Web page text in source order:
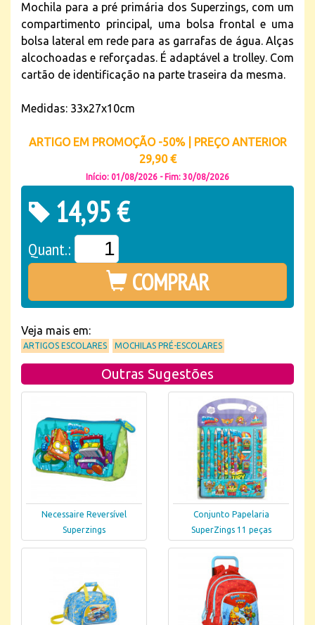
Mochila para a pré primária dos Superzings, com um
compartimento principal, uma bolsa frontal e uma
bolsa lateral em rede para as garrafas de água. Alças
alcochoadas e reforçadas. É adaptável a trolley. Com
cartão de identificação na parte traseira da mesma.
Medidas: 33x27x10cm
ARTIGO EM PROMOÇÃO -50% | PREÇO ANTERIOR
29,90 €
Início: 01/08/2026 - Fim: 30/08/2026
14,95 €
Quant.:
COMPRAR
Veja mais em:
ARTIGOS ESCOLARES MOCHILAS PRÉ-ESCOLARES
Outras Sugestões
Necessaire Reversível
Superzings
Conjunto Papelaria
SuperZings 11 peças